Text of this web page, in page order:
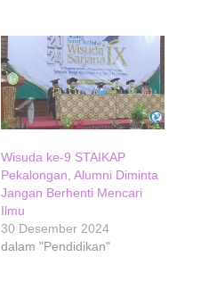
Wisuda ke-9 STAIKAP
Pekalongan, Alumni Diminta
Jangan Berhenti Mencari
Ilmu
30 Desember 2024
dalam "Pendidikan"